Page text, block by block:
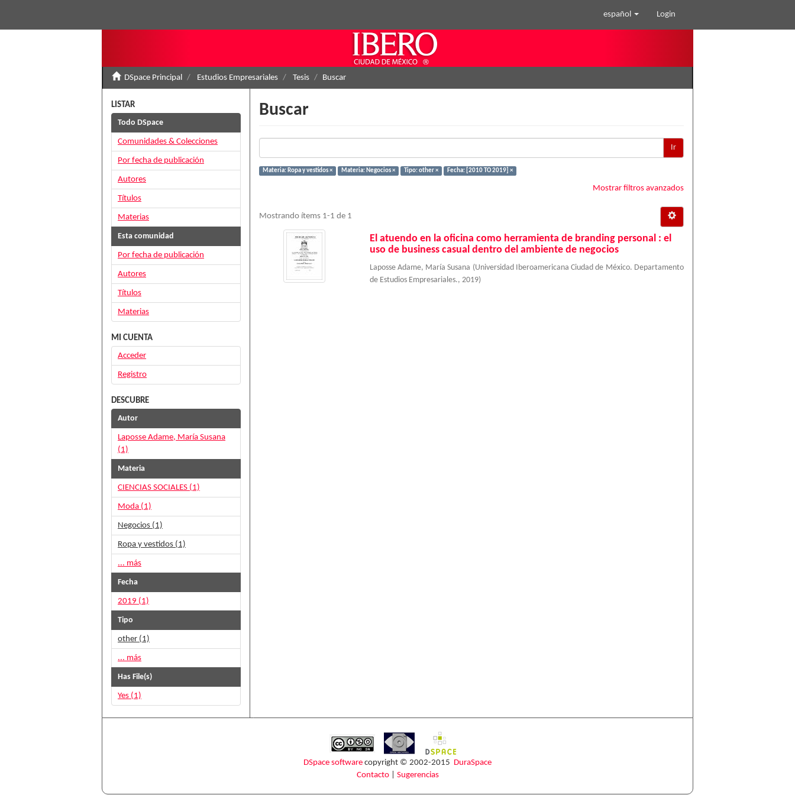
español Login
DSpace Principal Estudios Empresariales Tesis Buscar
Buscar
Ir
Materia: Ropa y vestidos × Materia: Negocios × Tipo: other × Fecha: [2010 TO 2019] ×
Mostrar filtros avanzados
Mostrando ítems 1-1 de 1
El atuendo en la oficina como herramienta de branding personal : el
uso de business casual dentro del ambiente de negocios
Laposse Adame, María Susana (Universidad Iberoamericana Ciudad de México. Departamento
de Estudios Empresariales., 2019)
LISTAR
Todo DSpace
Comunidades & Colecciones
Por fecha de publicación
Autores
Títulos
Materias
Esta comunidad
Por fecha de publicación
Autores
Títulos
Materias
MI CUENTA
Acceder
Registro
DESCUBRE
Autor
Laposse Adame, María Susana
(1)
Materia
CIENCIAS SOCIALES (1)
Moda (1)
Negocios (1)
Ropa y vestidos (1)
... más
Fecha
2019 (1)
Tipo
other (1)
... más
Has File(s)
Yes (1)
DSpace software copyright © 2002-2015 DuraSpace
Contacto| Sugerencias